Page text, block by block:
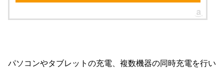
パソコンやタブレットの充電、複数機器の同時充電を行い